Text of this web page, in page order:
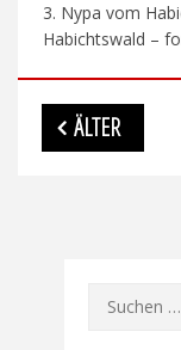
3. Nypa vom
Habichtswald –
ÄLTER
Suchen